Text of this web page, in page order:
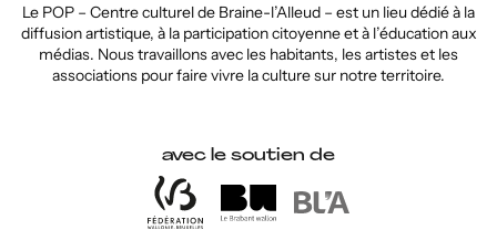
Le POP – Centre culturel de Braine-l’Alleud – est un lieu dédié à la
diffusion artistique, à la participation citoyenne et à l’éducation aux
médias. Nous travaillons avec les habitants, les artistes et les
associations pour faire vivre la culture sur notre territoire.
avec le soutien de